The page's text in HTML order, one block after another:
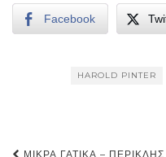
Facebook
HAROLD PINTER
ΜΙΚΡΆ ΓΑΤΙΚΆ –